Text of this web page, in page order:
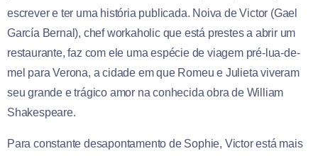
escrever e ter uma história publicada. Noiva de Victor (Gael
García Bernal), chef workaholic que está prestes a abrir um
restaurante, faz com ele uma espécie de viagem pré-lua-de-
mel para Verona, a cidade em que Romeu e Julieta viveram
seu grande e trágico amor na conhecida obra de William
Shakespeare.
Para constante desapontamento de Sophie, Victor está mais